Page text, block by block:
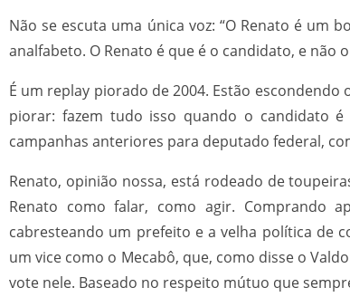
Não se escuta uma única voz: “O Renato é um
analfabeto. O Renato é que é o candidato, e não
É um replay piorado de 2004. Estão
piorar: fazem tudo isso quando o candidato
campanhas anteriores para deputado federal,
Renato, opinião nossa, está rodeado de
Renato como falar, como agir. Comprando
cabresteando um prefeito e a velha política de
um vice como o Mecabô, que, como disse o
vote nele. Baseado no respeito mútuo que